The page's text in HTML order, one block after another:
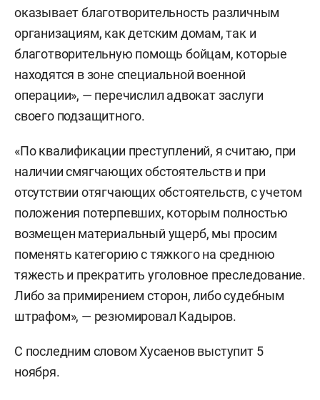
оказывает благотворительность различным
организациям, как детским домам, так и
благотворительную помощь бойцам, которые
находятся в зоне специальной военной
операции», — перечислил адвокат заслуги
своего подзащитного.
«По квалификации преступлений, я считаю, при
наличии смягчающих обстоятельств и при
отсутствии отягчающих обстоятельств, с учетом
положения потерпевших, которым полностью
возмещен материальный ущерб, мы просим
поменять категорию с тяжкого на среднюю
тяжесть и прекратить уголовное преследование.
Либо за примирением сторон, либо судебным
штрафом», — резюмировал Кадыров.
С последним словом Хусаенов выступит 5
ноября.